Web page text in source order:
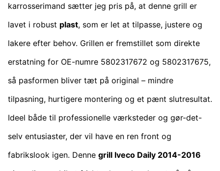
karrosserimand sætter jeg pris på, at denne grill er
lavet i robust plast, som er let at tilpasse, justere og
lakere efter behov. Grillen er fremstillet som direkte
erstatning for OE-numre 5802317672 og 5802317675,
så pasformen bliver tæt på original – mindre
tilpasning, hurtigere montering og et pænt slutresultat.
Ideel både til professionelle værksteder og gør-det-
selv entusiaster, der vil have en ren front og
fabrikslook igen. Denne grill Iveco Daily 2014-2016